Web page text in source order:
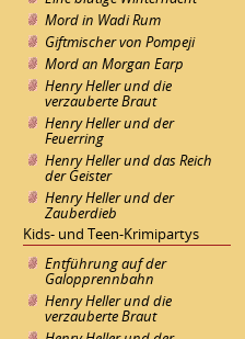
Mord in Wadi Rum
Giftmischer von Pompeji
Mord an Morgan Earp
Henry Heller und die
verzauberte Braut
Henry Heller und der
Feuerring
Henry Heller und das Reich
der Geister
Henry Heller und der
Zauberdieb
Kids- und Teen-Krimipartys
Entführung auf der
Galopprennbahn
Henry Heller und die
verzauberte Braut